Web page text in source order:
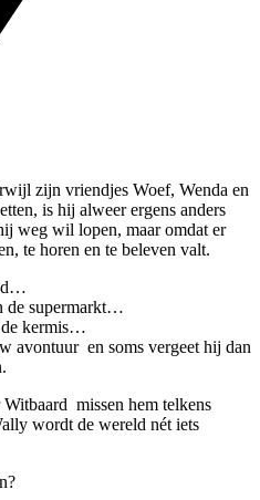
zijn vriendjes Woef, Wenda en
is hij alweer ergens anders
weg wil lopen, maar omdat er
te horen en te beleven valt.
de supermarkt…
de kermis…
avontuur en soms vergeet hij dan
missen hem telkens
wordt de wereld nét iets